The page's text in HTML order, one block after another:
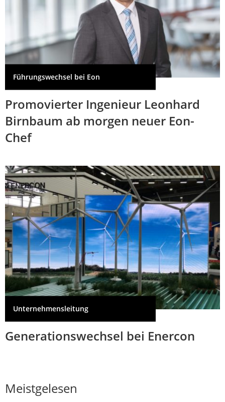
Führungswechsel bei Eon
Promovierter Ingenieur Leonhard
Birnbaum ab morgen neuer Eon-
Chef
Unternehmensleitung
Generationswechsel bei Enercon
Meistgelesen